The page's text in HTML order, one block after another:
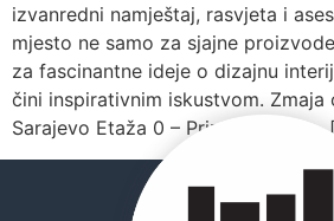
izvanredni namještaj, rasvjeta i
mjesto ne samo za sjajne
za fascinantne ideje o dizajnu
čini inspirativnim iskustvom. Zmaja
Sarajevo Etaža 0 – Prizemlje Pon –